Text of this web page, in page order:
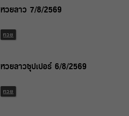
หวยลาว 7/8/2569
หวย
หวยลาวซุปเปอร์ 6/8/2569
หวย